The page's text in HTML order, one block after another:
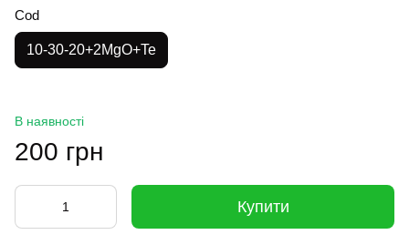
Cod
10-30-20+2MgO+Te
В наявності
200 грн
Купити